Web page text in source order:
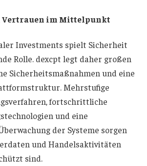
Vertrauen im Mittelpunkt
Investments spielt Sicherheit
Rolle. dexcpt legt daher großen
Sicherheitsmaßnahmen und eine
Mehrstufige
fortschrittliche
und eine
der Systeme sorgen
und Handelsaktivitäten
sind.